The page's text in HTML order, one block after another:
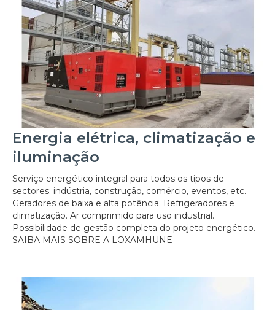
Energia elétrica, climatização e
iluminação
Serviço energético integral para todos os tipos de
sectores: indústria, construção, comércio, eventos, etc.
Geradores de baixa e alta potência. Refrigeradores e
climatização. Ar comprimido para uso industrial.
Possibilidade de gestão completa do projeto energético.
SAIBA MAIS SOBRE A LOXAMHUNE